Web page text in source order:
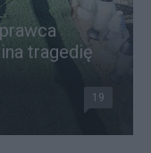
tragedię
19